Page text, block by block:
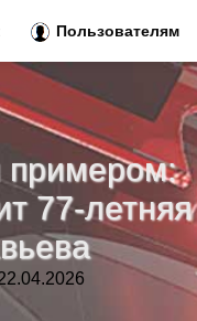
примером:
77-летняя
Пользователям